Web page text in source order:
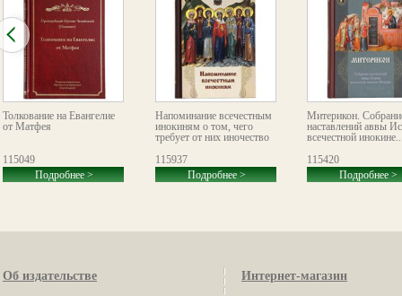
Толкование на Евангелие
от Матфея
115049
Подробнее >
Напоминание всечестным
инокиням о том, чего
требует от них иночество
115937
Подробнее >
Митерикон.
наставлений аввы
всечестной
115420
Подробнее >
Об издательстве Интернет-магазин